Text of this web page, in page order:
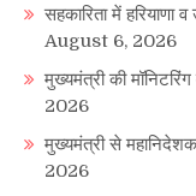
सहकारिता में हरियाणा
August 6, 2026
मुख्यमंत्री की मॉनिटरिंग
2026
मुख्यमंत्री से
2026